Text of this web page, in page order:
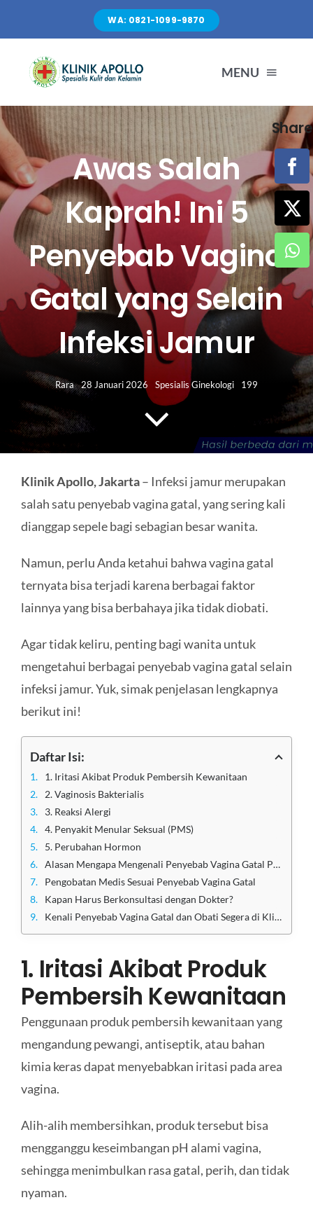
content
WA: 0821-1099-9870
MENU
TENTANG KAMI
LAYANAN
FASILITAS
ARTIKEL
HUBUNGI KAMI
Search
for:
Awas Salah
Kaprah! Ini 5
Penyebab Vagina
Gatal yang Selain
Infeksi Jamur
Rara 28 Januari 2026 Spesialis Ginekologi 199
Klinik Apollo, Jakarta– Infeksi jamur merupakan
salah satu penyebab vagina gatal, yang sering kali
dianggap sepele bagi sebagian besar wanita.
Namun, perlu Anda ketahui bahwa vagina gatal
ternyata bisa terjadi karena berbagai faktor
lainnya yang bisa berbahaya jika tidak diobati.
Agar tidak keliru, penting bagi wanita untuk
mengetahui berbagai penyebab vagina gatal selain
infeksi jamur. Yuk, simak penjelasan lengkapnya
berikut ini!
Daftar Isi:
1. Iritasi Akibat Produk Pembersih Kewanitaan
2. Vaginosis Bakterialis
3. Reaksi Alergi
4. Penyakit Menular Seksual (PMS)
5. Perubahan Hormon
Alasan Mengapa Mengenali Penyebab Vagina Gatal Penting
Pengobatan Medis Sesuai Penyebab Vagina Gatal
Kapan Harus Berkonsultasi dengan Dokter?
Kenali Penyebab Vagina Gatal dan Obati Segera di Klinik Apollo Jakarta
1. Iritasi Akibat Produk
Pembersih Kewanitaan
Penggunaan produk pembersih kewanitaan yang
mengandung pewangi, antiseptik, atau bahan
kimia keras dapat menyebabkan iritasi pada area
vagina.
Alih-alih membersihkan, produk tersebut bisa
mengganggu keseimbangan pH alami vagina,
sehingga menimbulkan rasa gatal, perih, dan tidak
nyaman.
Share